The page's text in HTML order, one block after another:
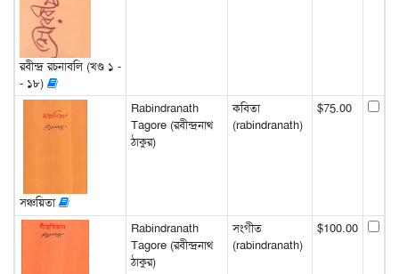
রবীন্দ্র রচনাবলি (খণ্ড ১ -
- ১৮)
সঞ্চয়িতা
Rabindranath
Tagore (রবীন্দ্রনাথ
ঠাকুর)
কবিতা
(rabindranath)
$75.00
Rabindranath
Tagore (রবীন্দ্রনাথ
ঠাকুর)
সংগীত
(rabindranath)
$100.00